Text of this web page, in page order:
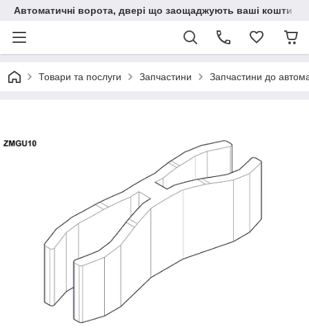
Автоматичні ворота, двері що заощаджують ваші кошти
Товари та послуги Запчастини Запчастини до